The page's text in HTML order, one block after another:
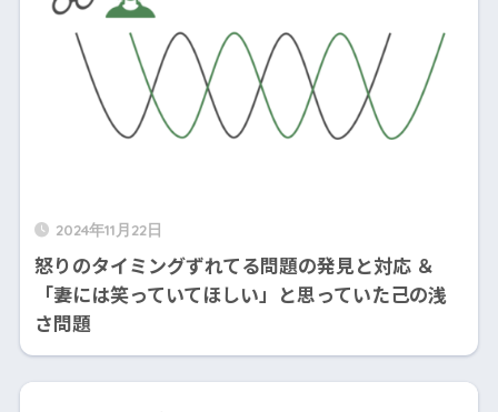
2024年11月22日
怒りのタイミングずれてる問題の発見と対応 ＆
「妻には笑っていてほしい」と思っていた己の浅
さ問題